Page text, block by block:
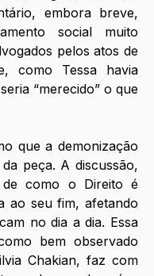
embora breve,
social muito
pelos atos de
como Tessa havia
“merecido” o que
que a demonização
peça. A discussão,
de como o Direito é
ao seu fim, afetando
no dia a dia. Essa
bem observado
Chakian, faz com